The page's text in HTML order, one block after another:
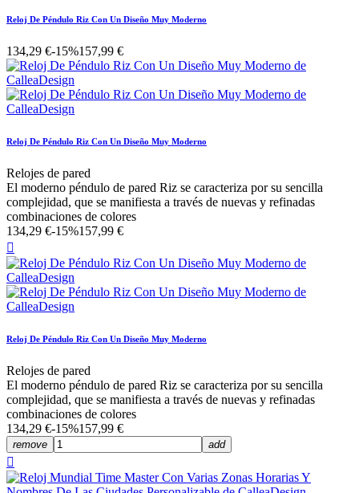
Reloj De Péndulo Riz Con Un Diseño Muy Moderno
134,29 €-15%157,99 €
Reloj De Péndulo Riz Con Un Diseño Muy Moderno
Relojes de pared
El moderno péndulo de pared Riz se caracteriza por su sencilla
complejidad, que se manifiesta a través de nuevas y refinadas
combinaciones de colores
134,29 €-15%157,99 €

Reloj De Péndulo Riz Con Un Diseño Muy Moderno
Relojes de pared
El moderno péndulo de pared Riz se caracteriza por su sencilla
complejidad, que se manifiesta a través de nuevas y refinadas
combinaciones de colores
134,29 €-15%157,99 €
remove add
